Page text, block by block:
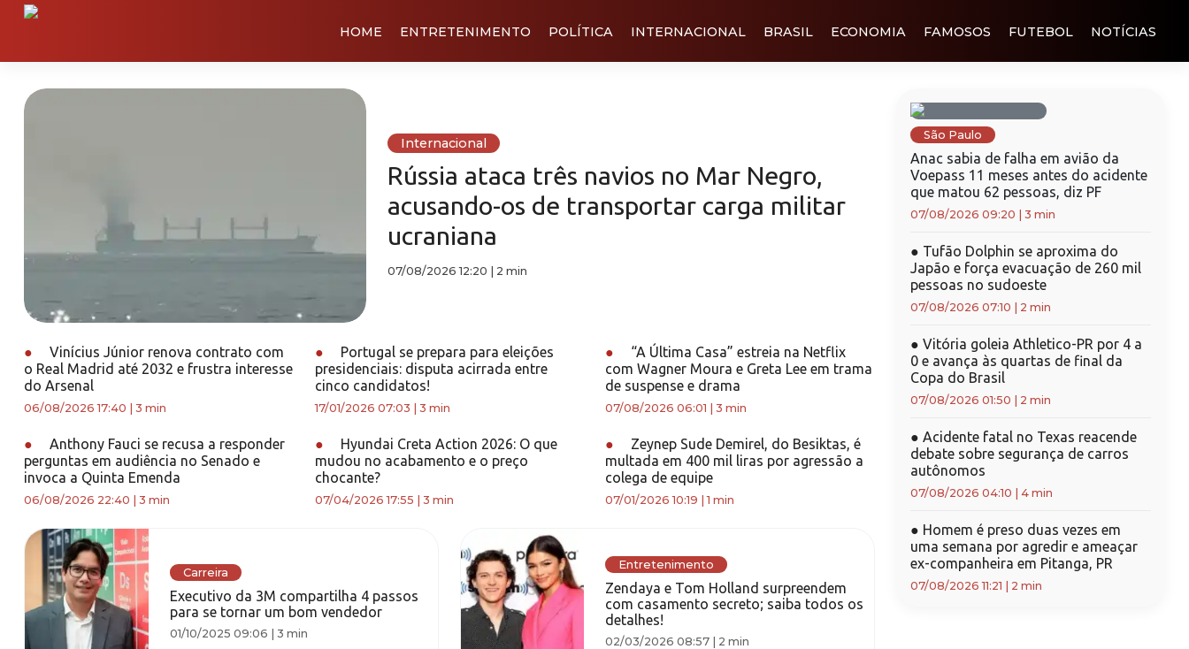
HOME ENTRETENIMENTO POLÍTICA INTERNACIONAL BRASIL ECONOMIA FAMOSOS FUTEBOL NOTÍCIAS
Internacional
Rússia ataca três navios no Mar Negro,
acusando-os de transportar carga militar
ucraniana
07/08/2026 12:20 2 min
●
Vinícius Júnior renova contrato com
o Real Madrid até 2032 e frustra interesse
do Arsenal
06/08/2026 17:40 3 min
●
Portugal se prepara para eleições
presidenciais: disputa acirrada entre
cinco candidatos!
17/01/2026 07:03 3 min
●
“A Última Casa” estreia na Netflix
com Wagner Moura e Greta Lee em trama
de suspense e drama
07/08/2026 06:01 3 min
●
Anthony Fauci se recusa a responder
perguntas em audiência no Senado e
invoca a Quinta Emenda
06/08/2026 22:40 3 min
●
Hyundai Creta Action 2026: O que
mudou no acabamento e o preço
chocante?
07/04/2026 17:55 3 min
●
Zeynep Sude Demirel, do Besiktas, é
multada em 400 mil liras por agressão a
colega de equipe
07/01/2026 10:19 |1 min
Carreira
Executivo da 3M compartilha 4 passos
para se tornar um bom vendedor
01/10/2025 09:06 | 3 min
Entretenimento
Zendaya e Tom Holland surpreendem
com casamento secreto; saiba todos os
detalhes!
02/03/2026 08:57 | 2 min
São Paulo
Anac sabia de falha em avião da
Voepass 11 meses antes do acidente
que matou 62 pessoas, diz PF
07/08/2026 09:20 3 min
● Tufão Dolphin se aproxima do
Japão e força evacuação de 260 mil
pessoas no sudoeste
07/08/2026 07:10 2 min
● Vitória goleia Athletico-PR por 4 a
0 e avança às quartas de final da
Copa do Brasil
07/08/2026 01:50 2 min
● Acidente fatal no Texas reacende
debate sobre segurança de carros
autônomos
07/08/2026 04:10 4 min
● Homem é preso duas vezes em
uma semana por agredir e ameaçar
ex-companheira em Pitanga, PR
07/08/2026 11:21 2 min